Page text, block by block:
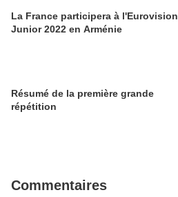
La France participera à l'Eurovision
Junior 2022 en Arménie
Résumé de la première grande
répétition
Commentaires